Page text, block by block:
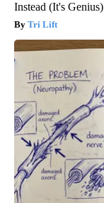
Instead (It's Genius)
Tri Lift